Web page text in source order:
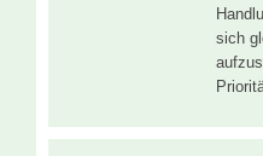
sich